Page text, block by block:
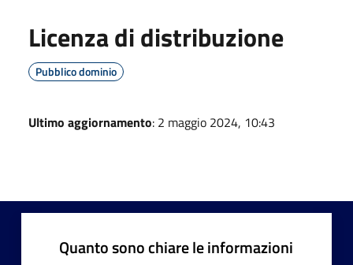
Licenza di distribuzione
Pubblico dominio
Ultimo aggiornamento: 2 maggio 2024, 10:43
Quanto sono chiare le informazioni